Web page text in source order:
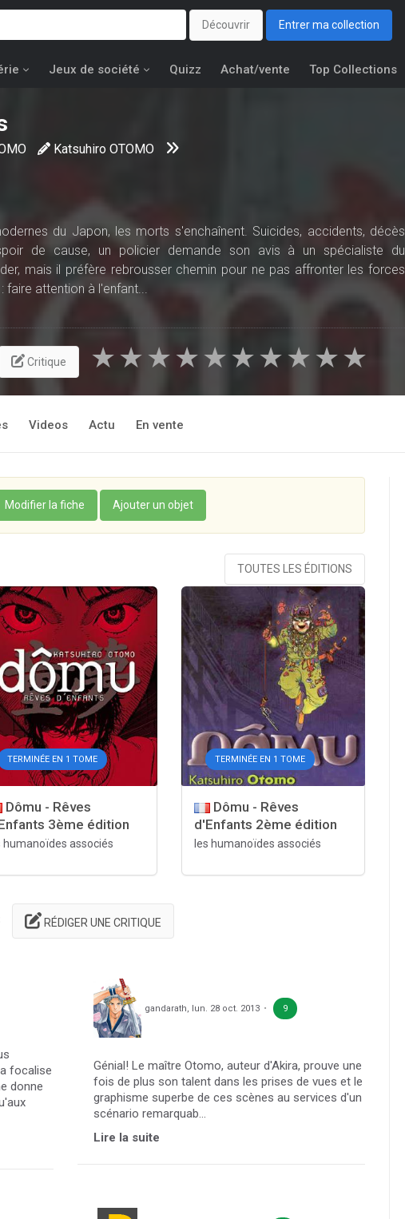
Découvrir Entrer ma collection
Jeux de société Quizz Achat/vente Top Collections
Katsuhiro OTOMO
du Japon, les morts s'enchaînent. Suicides, accidents, décès
de cause, un policier demande son avis à un spécialiste du
mais il préfère rebrousser chemin pour ne pas affronter les forces
faire attention à l'enfant...
Critique ★
★
★
★
★
★
★
★
★
★
Videos Actu En vente
Modifier la fiche Ajouter un objet
TOUTES LES ÉDITIONS
TERMINÉE EN 1 TOME
Dômu - Rêves
3ème édition
humanoïdes associés
TERMINÉE EN 1 TOME
Dômu - Rêves
d'Enfants 2ème édition
les humanoïdes associés
RÉDIGER UNE CRITIQUE
focalise
donne
gandarath, lun. 28 oct. 2013 9
Génial! Le maître Otomo, auteur d'Akira, prouve une
fois de plus son talent dans les prises de vues et le
graphisme superbe de ces scènes au services d'un
scénario remarquab...
Lire la suite